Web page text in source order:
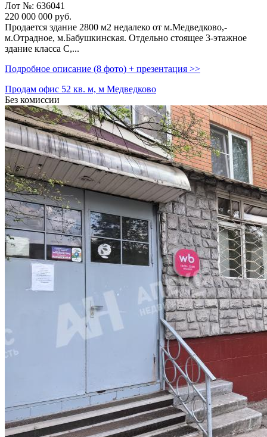
Лот №: 636041
220 000 000 руб.
Продается здание 2800 м2 недалеко от м.Медведково,­
м.Отрадное,­ м.Бабушкинская. Отдельно стоящее 3-этажное
здание класса С,­...
Подробное описание (8 фото) + презентация >>
Продам офис 52 кв. м, м Медведково
Без комиссии